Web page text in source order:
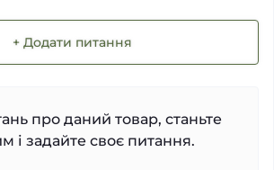
+ Додати питання
про даний товар, станьте
і задайте своє питання.